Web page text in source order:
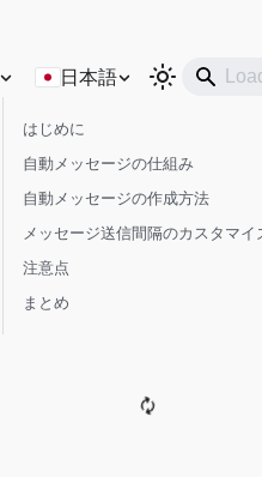
日本語
はじめに
自動メッセージの仕組み
自動メッセージの作成方法
メッセージ送信間隔のカスタマイ
注意点
まとめ